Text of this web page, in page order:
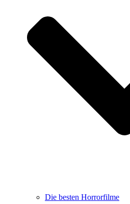
Die besten Horrorfilme